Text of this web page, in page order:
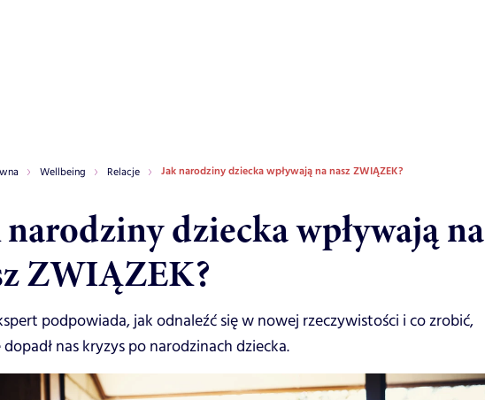
Wellbeing Relacje Jak narodziny dziecka wpływają na nasz ZWIĄZEK?
narodziny dziecka wpływają na
ZWIĄZEK?
podpowiada, jak odnaleźć się w nowej rzeczywistości i co zrobić,
nas kryzys po narodzinach dziecka.